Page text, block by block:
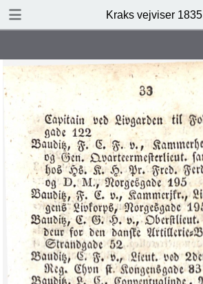
Kraks vejviser 1835
TABLE OF CONTENTS
‎D:\Kraks vejvisere\Kraks Vejviser
1835\Image00001.tif‎
‎D:\Kraks vejvisere\Kraks Vejviser
1835\Image00002.tif‎
‎D:\Kraks vejvisere\Kraks Vejviser
1835\Image00003.tif‎
‎D:\Kraks vejvisere\Kraks Vejviser
1835\Image00004.tif‎